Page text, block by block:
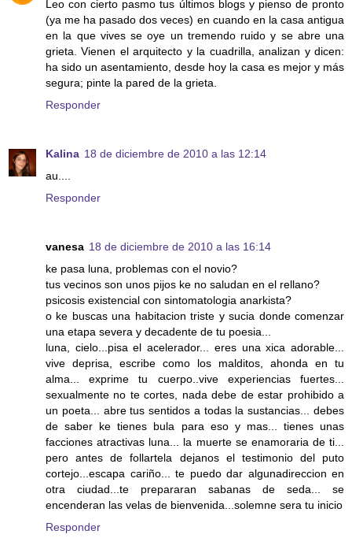
Leo con cierto pasmo tus últimos blogs y pienso de pronto
(ya me ha pasado dos veces) en cuando en la casa antigua
en la que vives se oye un tremendo ruido y se abre una
grieta. Vienen el arquitecto y la cuadrilla, analizan y dicen:
ha sido un asentamiento, desde hoy la casa es mejor y más
segura; pinte la pared de la grieta.
Responder
Kalina 18 de diciembre de 2010 a las 12:14
au....
Responder
vanesa 18 de diciembre de 2010 a las 16:14
ke pasa luna, problemas con el novio?
tus vecinos son unos pijos ke no saludan en el rellano?
psicosis existencial con sintomatologia anarkista?
o ke buscas una habitacion triste y sucia donde comenzar
una etapa severa y decadente de tu poesia...
luna, cielo...pisa el acelerador... eres una xica adorable...
vive deprisa, escribe como los malditos, ahonda en tu
alma... exprime tu cuerpo..vive experiencias fuertes...
sexualmente no te cortes, nada debe de estar prohibido a
un poeta... abre tus sentidos a todas la sustancias... debes
de saber ke tienes bula para eso y mas... tienes unas
facciones atractivas luna... la muerte se enamoraria de ti...
pero antes de follartela dejanos el testimonio del puto
cortejo...escapa cariño... te puedo dar algunadireccion en
otra ciudad...te prepararan sabanas de seda... se
encenderan las velas de bienvenida...solemne sera tu inicio
Responder